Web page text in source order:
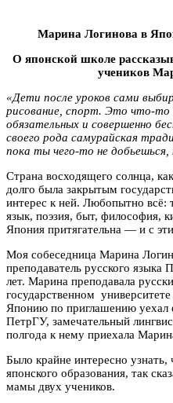
Марина Логинова в
О японской школе
учеников
«Дети после уроков сами
рисование, спорт. Это что-то
обязательных и совершенно
своего рода самурайская
пока ты чего-то не добьешься,
Страна восходящего солнца,
долго была закрытым
интерес к ней. Любопытно всё:
язык, поэзия, быт, философия,
Япония притягательна — и с
Моя собеседница Марина
преподаватель русского
лет. Марина преподавала
государственном
Японию по приглашению уехал
ПетрГУ, замечательный
полгода к нему приехала
Было крайне интересно узнать,
японского образования, так
мамы двух учеников.